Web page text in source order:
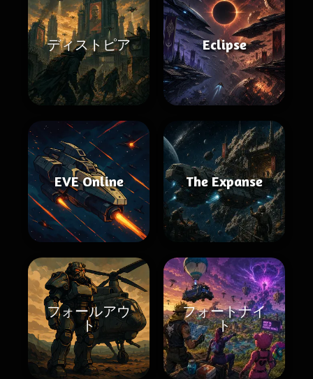
ディストピア Eclipse
EVE Online The Expanse
フォールアウ
ト
フォートナイ
ト